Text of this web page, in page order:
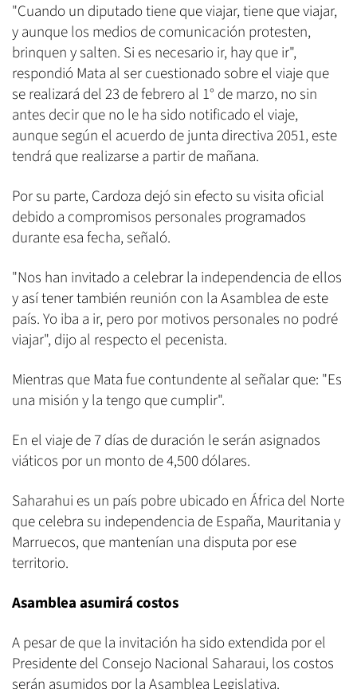
"Cuando un diputado tiene que viajar, tiene que viajar,
y aunque los medios de comunicación protesten,
brinquen y salten. Si es necesario ir, hay que ir",
respondió Mata al ser cuestionado sobre el viaje que
se realizará del 23 de febrero al 1° de marzo, no sin
antes decir que no le ha sido notificado el viaje,
aunque según el acuerdo de junta directiva 2051, este
tendrá que realizarse a partir de mañana.
Por su parte, Cardoza dejó sin efecto su visita oficial
debido a compromisos personales programados
durante esa fecha, señaló.
"Nos han invitado a celebrar la independencia de ellos
y así tener también reunión con la Asamblea de este
país. Yo iba a ir, pero por motivos personales no podré
viajar", dijo al respecto el pecenista.
Mientras que Mata fue contundente al señalar que: "Es
una misión y la tengo que cumplir".
En el viaje de 7 días de duración le serán asignados
viáticos por un monto de 4,500 dólares.
Saharahui es un país pobre ubicado en África del Norte
que celebra su independencia de España, Mauritania y
Marruecos, que mantenían una disputa por ese
territorio.
Asamblea asumirá costos
A pesar de que la invitación ha sido extendida por el
Presidente del Consejo Nacional Saharaui, los costos